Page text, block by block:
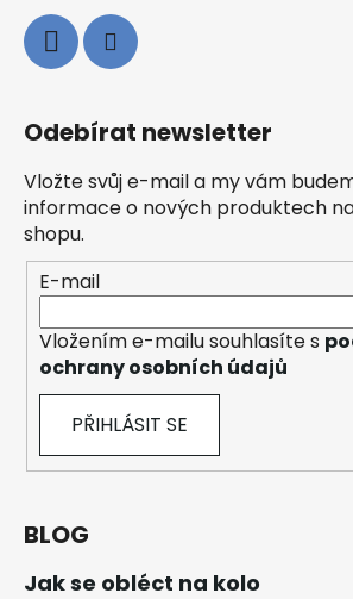
Odebírat newsletter
Vložte svůj e-mail a my vám
informace o nových produktech
shopu.
E-mail
Vložením e-mailu souhlasíte s
ochrany osobních údajů
PŘIHLÁSIT SE
BLOG
Jak se obléct na kolo